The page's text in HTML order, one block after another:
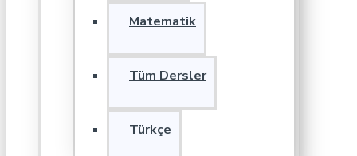
Matematik
Tüm Dersler
Türkçe